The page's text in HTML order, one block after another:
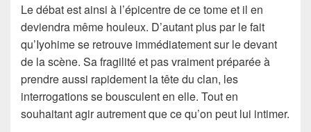
Le débat est ainsi à l’épicentre de ce tome et il en
deviendra même houleux. D’autant plus par le fait
qu’Iyohime se retrouve immédiatement sur le devant
de la scène. Sa fragilité et pas vraiment préparée à
prendre aussi rapidement la tête du clan, les
interrogations se bousculent en elle. Tout en
souhaitant agir autrement que ce qu’on peut lui intimer.